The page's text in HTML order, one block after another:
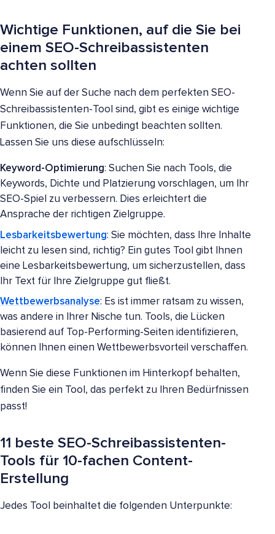
Wichtige Funktionen, auf die Sie bei
einem SEO-Schreibassistenten
achten sollten
Wenn Sie auf der Suche nach dem perfekten SEO-
Schreibassistenten-Tool sind, gibt es einige wichtige
Funktionen, die Sie unbedingt beachten sollten.
Lassen Sie uns diese aufschlüsseln:
Keyword-Optimierung: Suchen Sie nach Tools, die
Keywords, Dichte und Platzierung vorschlagen, um Ihr
SEO-Spiel zu verbessern. Dies erleichtert die
Ansprache der richtigen Zielgruppe.
Lesbarkeitsbewertung: Sie möchten, dass Ihre Inhalte
leicht zu lesen sind, richtig? Ein gutes Tool gibt Ihnen
eine Lesbarkeitsbewertung, um sicherzustellen, dass
Ihr Text für Ihre Zielgruppe gut fließt.
Wettbewerbsanalyse: Es ist immer ratsam zu wissen,
was andere in Ihrer Nische tun. Tools, die Lücken
basierend auf Top-Performing-Seiten identifizieren,
können Ihnen einen Wettbewerbsvorteil verschaffen.
Wenn Sie diese Funktionen im Hinterkopf behalten,
finden Sie ein Tool, das perfekt zu Ihren Bedürfnissen
passt!
11 beste SEO-Schreibassistenten-
Tools für 10-fachen Content-
Erstellung
Jedes Tool beinhaltet die folgenden Unterpunkte: